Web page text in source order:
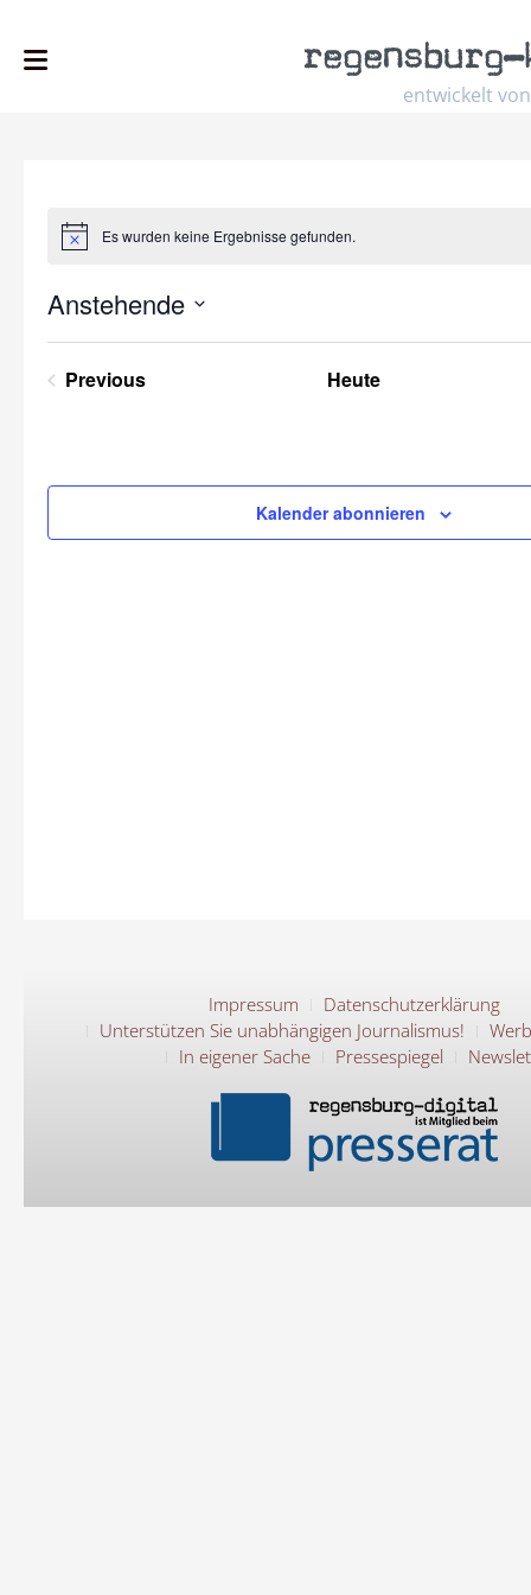
entwickelt von
regensburg–
HinweisEs wurden keine Ergebnisse gefunden.
Anstehende
Select
Previous
Heute
Kalender abonnieren
Impressum
Datenschutzerklärung
Unterstützen Sie unabhängigen Journalismus!
In eigener Sache
Pressespiegel